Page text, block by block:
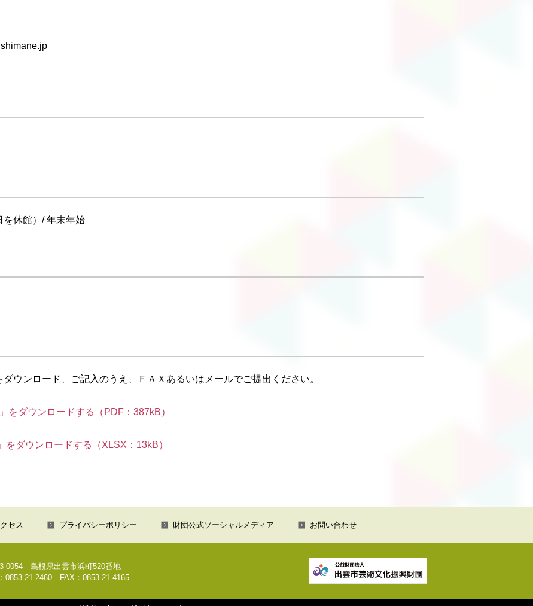
を休館）/ 年末年始
ウンロード、ご記入のうえ、ＦＡＸあるいはメールでご提出ください。
をダウンロードする（PDF：387kB）
をダウンロードする（XLSX：13kB）
セス プライバシーポリシー 財団公式ソーシャルメディア お問い合わせ
0054 島根県出雲市浜町520番地
0853-21-2460 FAX：0853-21-4165